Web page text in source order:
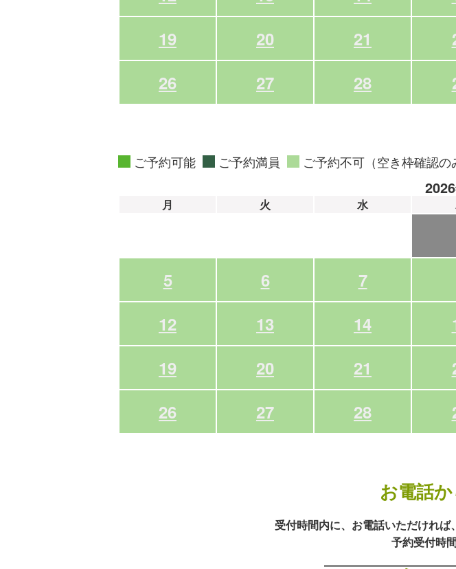
19
20 21
26
27 28
ご予約可能 ご予約満員 ご予約不可（空き枠確認の
月 火 水
5
6 7
12
13 14
19
20 21
26
27 28
お電話
受付時間内に、お電話いただければ
予約受付時